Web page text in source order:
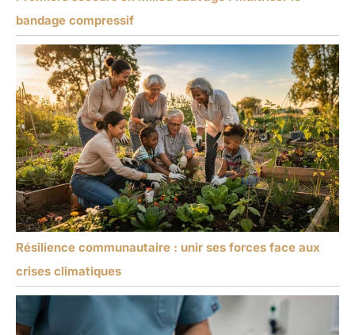
bandage compressif
Résilience communautaire : unir ses forces face aux
crises climatiques